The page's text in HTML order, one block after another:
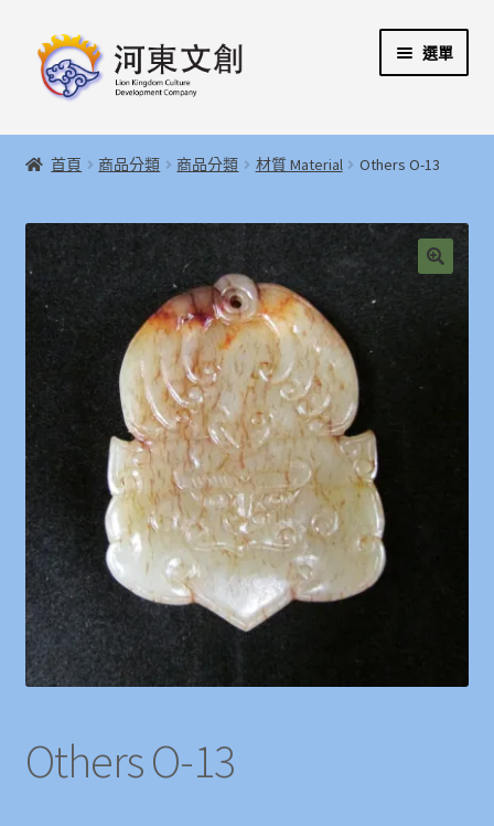
跳
至
跳
至
容
選單
首頁
開
單
子
選
河東堂獅子博物館
展
開
選
聯絡我們
購物指引
Weglot switcher
首頁 商品分類 商品分類 材質 Material Others O-13
Others O-13